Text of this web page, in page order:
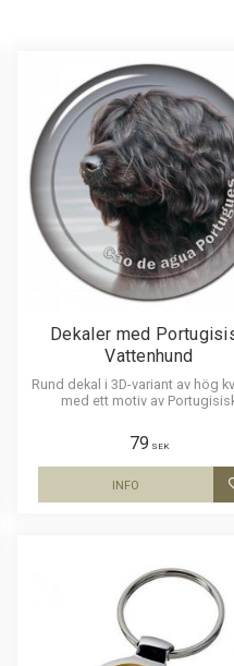
i favoriter
Dekaler med
Vattenhund
Rund dekal i 3D-variant av hög
med ett motiv av
diameter.
79 SEK
INFO